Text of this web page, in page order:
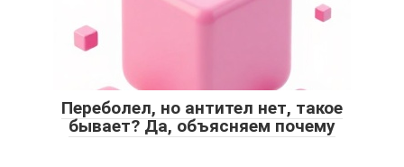
Переболел, но антител нет, такое
бывает? Да, объясняем почему